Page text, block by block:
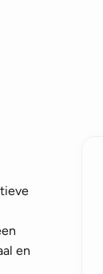
en